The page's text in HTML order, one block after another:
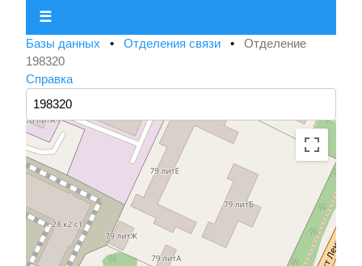
☰
Базы данных • Отделения связи • Отделение
198320
Справка